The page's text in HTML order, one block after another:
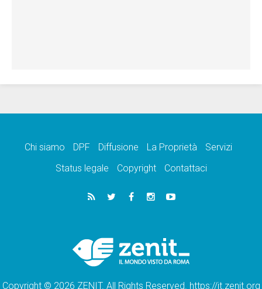
Chi siamo DPF Diffusione La Proprietà
Servizi
Status legale
Copyright Contattaci
Copyright © 2026 ZENIT. All Rights Reserved. https://it.zenit.org